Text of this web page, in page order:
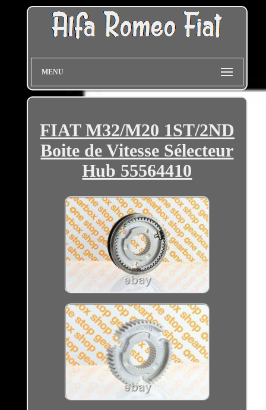
MENU
FIAT M32/M20 1ST/2ND
Boite de Vitesse Sélecteur
Hub 55564410